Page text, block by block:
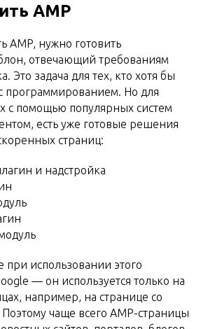
AMP
AMP, нужно готовить
отвечающий требованиям
Это задача для тех, кто хотя бы
программированием. Но для
с помощью популярных систем
есть уже готовые решения
страниц:
и надстройка
при использовании этого
— он используется только на
например, на странице со
Поэтому чаще всего AMP-страницы